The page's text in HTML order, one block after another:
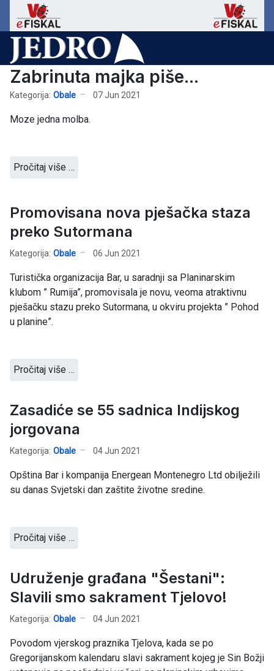
Zabrinuta majka piše...
Kategorija: Obale 07 Jun 2021
Moze jedna molba.
Pročitaj više …
Promovisana nova pješačka staza
preko Sutormana
Kategorija: Obale 06 Jun 2021
Turistička organizacija Bar, u saradnji sa Planinarskim
klubom ” Rumija”, promovisala je novu, veoma atraktivnu
pješačku stazu preko Sutormana, u okviru projekta ” Pohod
u planine”.
Pročitaj više …
Zasadiće se 55 sadnica Indijskog
jorgovana
Kategorija: Obale 04 Jun 2021
Opština Bar i kompanija Energean Montenegro Ltd obilježili
su danas Svjetski dan zaštite životne sredine.
Pročitaj više …
Udruženje građana "Šestani":
Slavili smo sakrament Tjelovo!
Kategorija: Obale 04 Jun 2021
Povodom vjerskog praznika Tjelova, kada se po
Gregorijanskom kalendaru slavi sakrament kojeg je Sin Božji